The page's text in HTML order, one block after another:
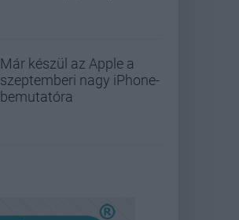
Már készül az Apple a
szeptemberi nagy iPhone-
bemutatóra